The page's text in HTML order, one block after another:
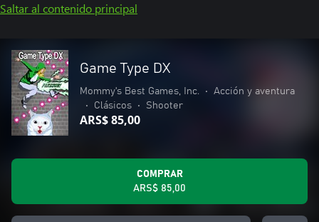
Saltar al contenido principal
Game Type DX
Mommy's Best Games, Inc. •
Acción y aventura
•
Clásicos • Shooter
ARS$ 85,00
COMPRAR
ARS$ 85,00